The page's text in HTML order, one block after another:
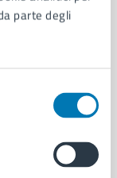
parte degli